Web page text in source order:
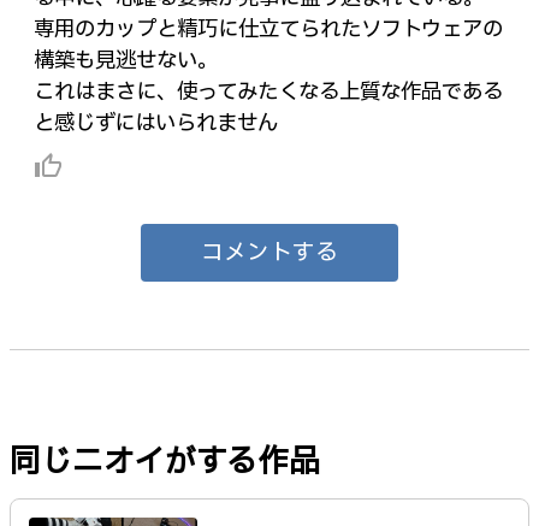
専用のカップと精巧に仕立てられたソフトウェアの
構築も見逃せない。
これはまさに、使ってみたくなる上質な作品である
と感じずにはいられません
thumb_up_alt
コメントする
同じニオイがする作品